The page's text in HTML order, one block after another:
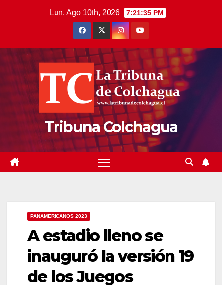
Lun. Ago 10th, 2026 7:21:36 PM
Tribuna Colchagua
PANAMERICANOS 2023
A estadio lleno se
inauguró la versión 19
de los Juegos